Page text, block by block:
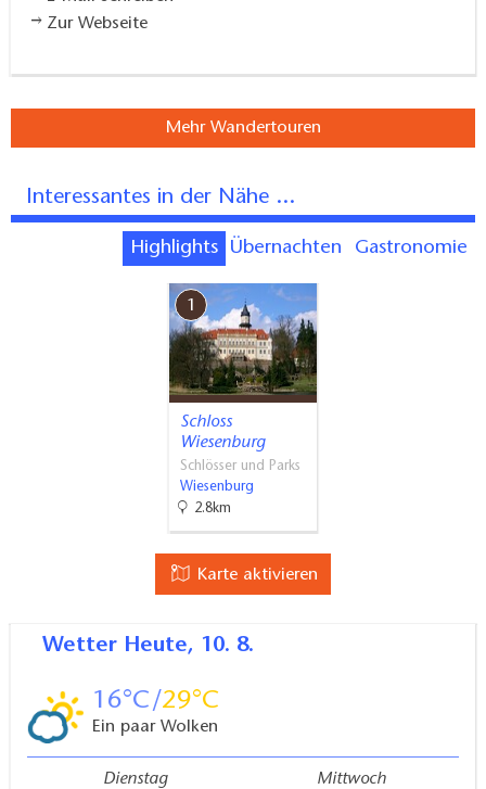
Zur Webseite
Mehr Wandertouren
Interessantes in der Nähe ...
Highlights Übernachten Gastronomie
1
Schloss
Wiesenburg
Schlösser und Parks
Wiesenburg
2.8km
Karte aktivieren
Wetter Heute, 10. 8.
16 29
Ein paar Wolken
Dienstag Mittwoch